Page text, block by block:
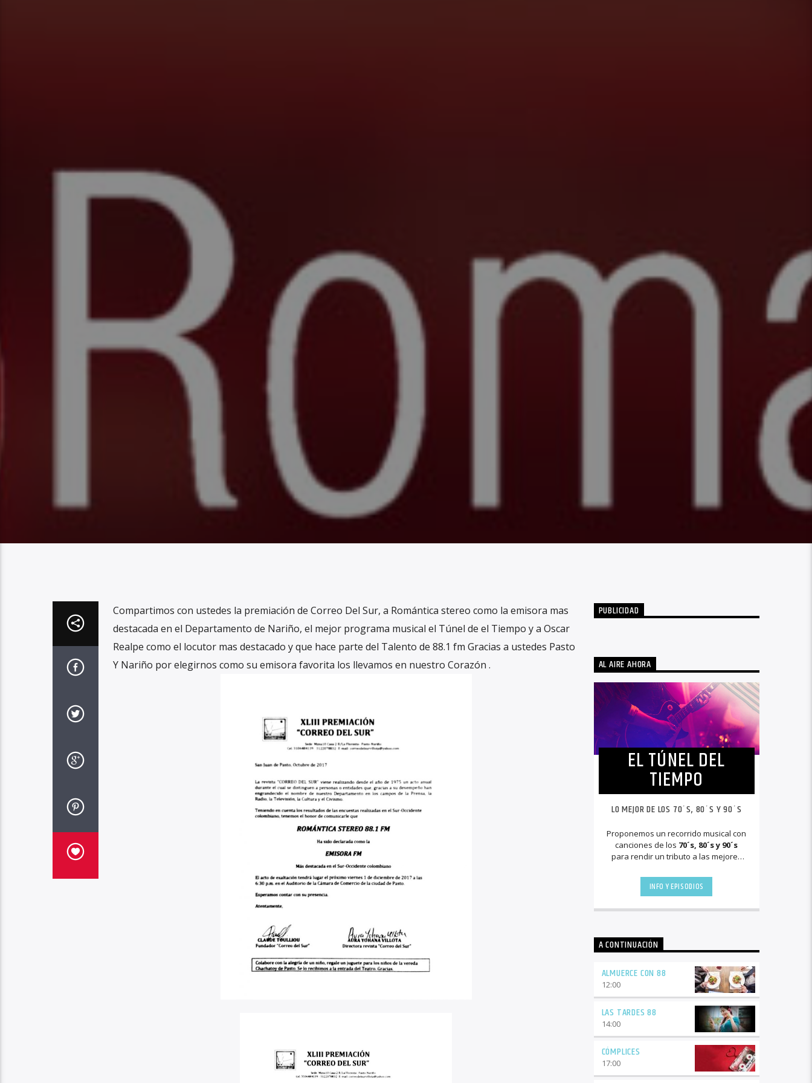
Compartimos con ustedes la premiación de Correo Del Sur, a Romántica stereo como la emisora mas
destacada en el Departamento de Nariño, el mejor programa musical el Túnel de el Tiempo y a Oscar
Realpe como el locutor mas destacado y que hace parte del Talento de 88.1 fm Gracias a ustedes Pasto
Y Nariño por elegirnos como su emisora favorita los llevamos en nuestro Corazón .
PUBLICIDAD
AL AIRE AHORA
EL TÚNEL DEL
TIEMPO
LO MEJOR DE LOS 70´S, 80´S Y 90´S
Proponemos un recorrido musical con
canciones de los 70´s, 80´s y 90´s
para rendir un tributo a las mejores
inolvidables. Nuestro repertorio
musical son baladas acompañas con
página dando click aquí
INFO Y EPISODIOS
A CONTINUACIÓN
ALMUERCE CON 88
12:00
LAS TARDES 88
14:00
CÓMPLICES
17:00